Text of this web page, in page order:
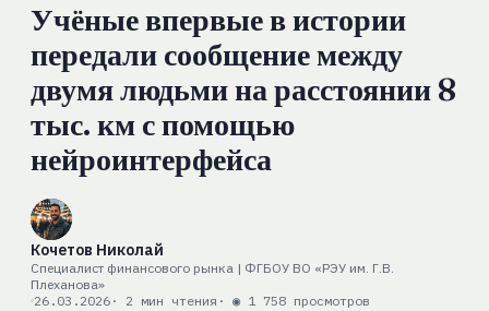
Учёные впервые в истории
передали сообщение между
двумя людьми на расстоянии 8
тыс. км с помощью
нейроинтерфейса
Кочетов Николай
Специалист финансового рынка | ФГБОУ ВО «РЭУ им. Г.В.
Плеханова»
26.03.2026· 2 мин чтения · ◉ 1 758 просмотров